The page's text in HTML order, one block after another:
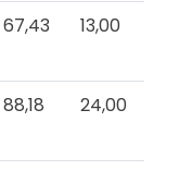
67,43
13,00
88,18
24,00